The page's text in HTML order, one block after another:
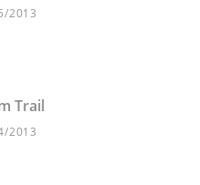
2013
Trail
2013